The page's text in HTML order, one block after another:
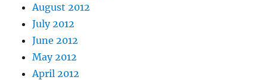
August 2012
July 2012
June 2012
May 2012
April 2012